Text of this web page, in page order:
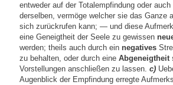
entweder auf der Totalempfindung oder
derselben, vermöge welcher sie das Ganze
sich zurückrufen kann; — und diese
eine Geneigtheit der Seele zu gewissen
werden; theils auch durch ein negatives
zu behalten, oder durch eine Abgeneigtheit
Vorstellungen anschließen zu lassen. c)
Augenblick der Empfindung erregte